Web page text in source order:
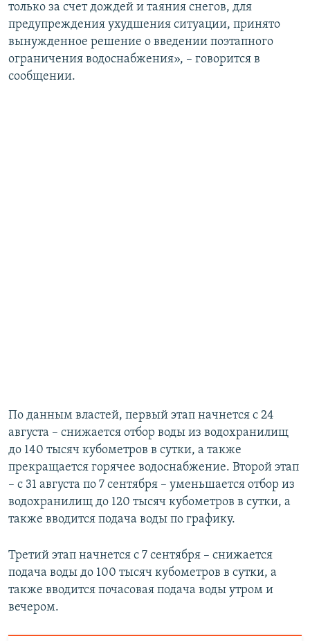
только за счет дождей и таяния снегов, для
предупреждения ухудшения ситуации, принято
вынужденное решение о введении поэтапного
ограничения водоснабжения», – говорится в
сообщении.
По данным властей, первый этап начнется с 24
августа – снижается отбор воды из водохранилищ
до 140 тысяч кубометров в сутки, а также
прекращается горячее водоснабжение. Второй этап
– с 31 августа по 7 сентября – уменьшается отбор из
водохранилищ до 120 тысяч кубометров в сутки, а
также вводится подача воды по графику.
Третий этап начнется с 7 сентября – снижается
подача воды до 100 тысяч кубометров в сутки, а
также вводится почасовая подача воды утром и
вечером.